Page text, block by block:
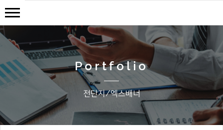
Portfolio
전단지/엑스배너